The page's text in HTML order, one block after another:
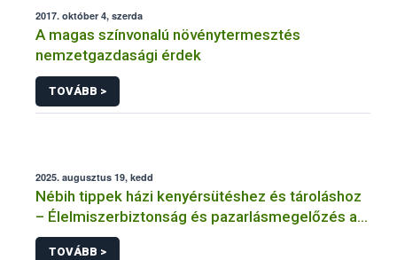
2017. október 4, szerda
A magas színvonalú növénytermesztés
nemzetgazdasági érdek
TOVÁBB >
2025. augusztus 19, kedd
Nébih tippek házi kenyérsütéshez és tároláshoz
– Élelmiszerbiztonság és pazarlásmegelőzés az
új kenyér ünnepén
TOVÁBB >